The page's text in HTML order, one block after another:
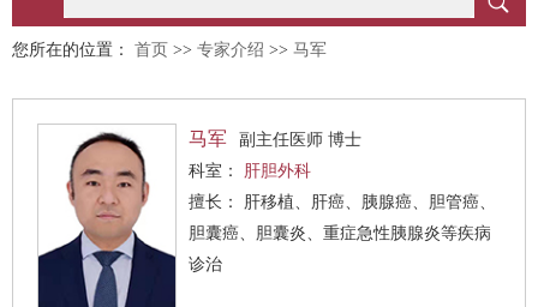
您所在的位置： 首页 >> 专家介绍 >> 马军
马军
副主任医师 博士
科室：
肝胆外科
擅长： 肝移植、肝癌、胰腺癌、胆管癌、
胆囊癌、胆囊炎、重症急性胰腺炎等疾病
诊治